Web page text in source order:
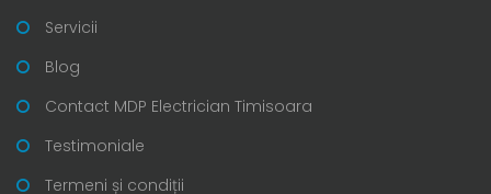
Servicii
Blog
Contact MDP Electrician Timisoara
Testimoniale
Termeni și condiții